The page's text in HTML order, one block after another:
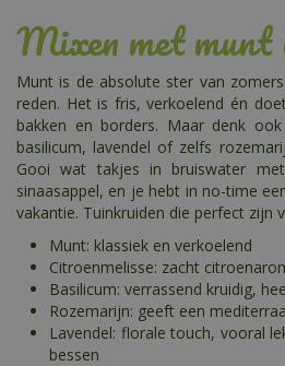
Mixen met
Munt is de absolute ster van
reden. Het is fris, verkoelend én
bakken en borders. Maar denk
basilicum, lavendel of zelfs
Gooi wat takjes in bruiswater
sinaasappel, en je hebt in no-time
vakantie. Tuinkruiden die perfect zijn
Munt: klassiek en verkoelend
Citroenmelisse: zacht
Basilicum: verrassend kruidig,
Rozemarijn: geeft een
Lavendel: florale touch, vooral
bessen